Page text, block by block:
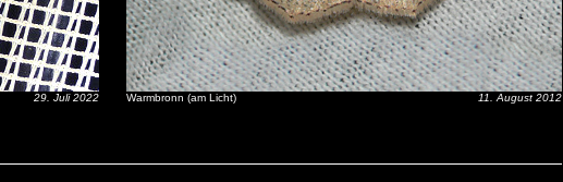
29. Juli 2022 Warmbronn (am Licht) 11. August 2012